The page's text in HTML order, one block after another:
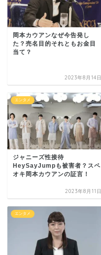
岡本カウアンなぜ今告発し
た？売名目的それともお金目
当て？
2023年8月14日
エンタメ
ジャニーズ性接待
HeySayJumpも被害者？スペ
オキ岡本カウアンの証言！
2023年8月11日
エンタメ